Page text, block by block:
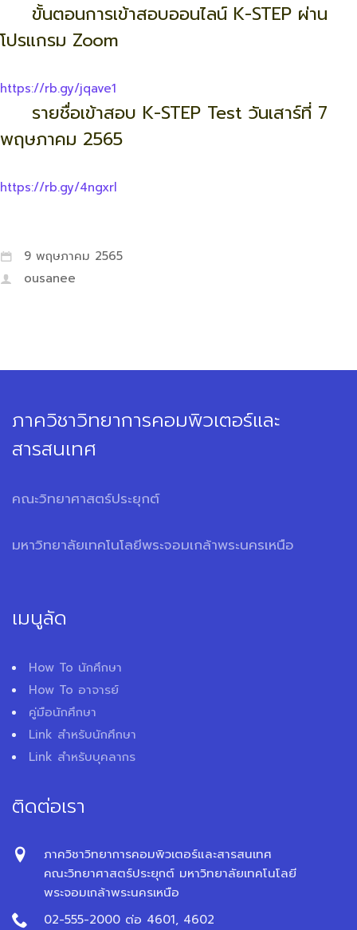
ขั้นตอนการเข้าสอบออนไลน์ K-STEP ผ่าน
โปรแกรม Zoom
https://rb.gy/jqave1
รายชื่อเข้าสอบ K-STEP Test วันเสาร์ที่ 7
พฤษภาคม 2565
https://rb.gy/4ngxrl
9 พฤษภาคม 2565
ousanee
ภาควิชาวิทยาการคอมพิวเตอร์และ
สารสนเทศ
คณะวิทยาศาสตร์ประยุกต์
มหาวิทยาลัยเทคโนโลยีพระจอมเกล้าพระนครเหนือ
เมนูลัด
How To นักศึกษา
How To อาจารย์
คู่มือนักศึกษา
Link สำหรับนักศึกษา
Link สำหรับบุคลากร
ติดต่อเรา
ภาควิชาวิทยาการคอมพิวเตอร์และสารสนเทศ
คณะวิทยาศาสตร์ประยุกต์ มหาวิทยาลัยเทคโนโลยี
พระจอมเกล้าพระนครเหนือ
02-555-2000 ต่อ 4601, 4602